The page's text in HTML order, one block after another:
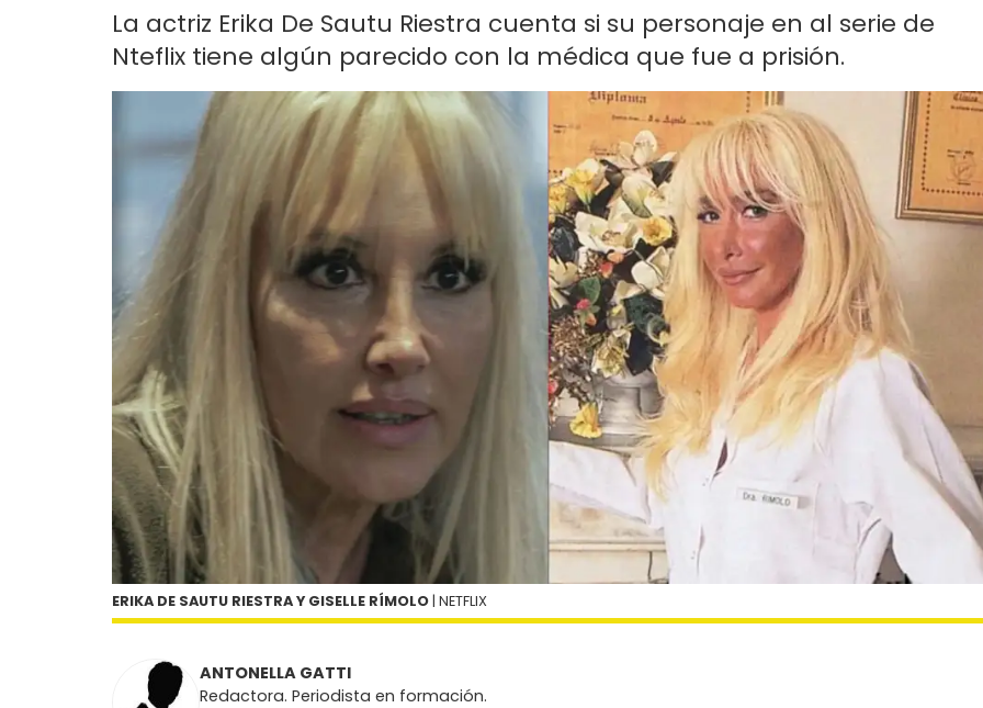
La actriz Erika De Sautu Riestra cuenta si su personaje en al serie de
Nteflix tiene algún parecido con la médica que fue a prisión.
ERIKA DE SAUTU RIESTRA Y GISELLE RÍMOLO | NETFLIX
ANTONELLA GATTI
Redactora. Periodista en formación.